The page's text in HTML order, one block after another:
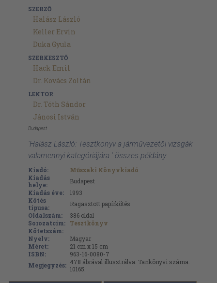
SZERZŐ
Halász László
Keller Ervin
Duka Gyula
SZERKESZTŐ
Hack Emil
Dr. Kovács Zoltán
LEKTOR
Dr. Tóth Sándor
Jánosi István
Budapest
'Halász László: Tesztkönyv a járművezetői vizsgák
valamennyi kategóriájára ' összes példány
Kiadó:
Műszaki Könyvkiadó
Kiadás
helye:
Budapest
Kiadás éve:
1993
Kötés
típusa:
Ragasztott papírkötés
Oldalszám:
386 oldal
Sorozatcím:
Tesztkönyv
Kötetszám:
Nyelv:
Magyar
Méret:
21 cm x 15 cm
ISBN:
963-16-0080-7
Megjegyzés: 478 ábrával illusztrálva. Tankönyvi száma:
10165.